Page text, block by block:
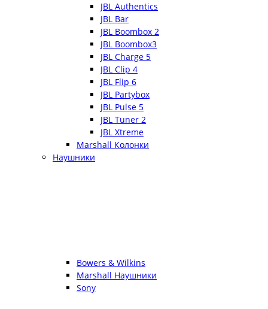
JBL Authentics
JBL Bar
JBL Boombox 2
JBL Boombox3
JBL Charge 5
JBL Clip 4
JBL Flip 6
JBL Partybox
JBL Pulse 5
JBL Tuner 2
JBL Xtreme
Marshall Колонки
Наушники
Bowers & Wilkins
Marshall Наушники
Sony